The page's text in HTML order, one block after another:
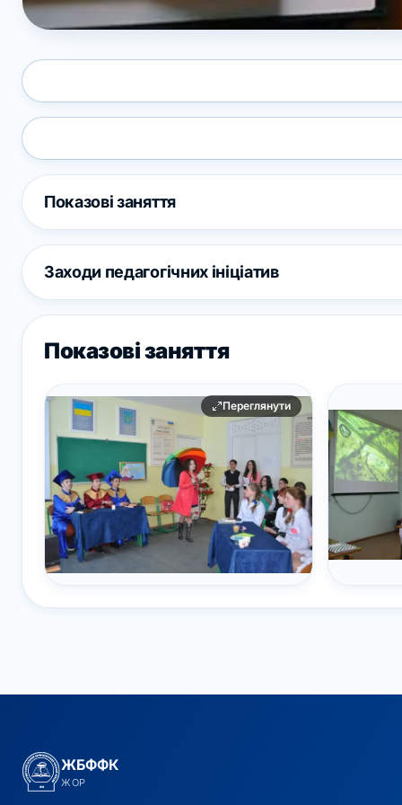
Показові заняття
Заходи педагогічних ініціатив
Показові заняття
Переглянути
ЖБФФК
ЖОР